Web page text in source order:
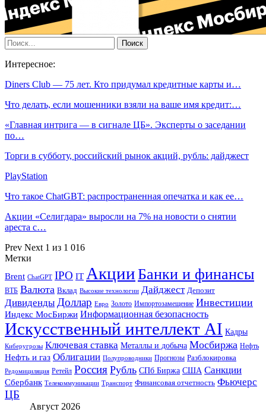
Интересное:
Diners Club — 75 лет. Кто придумал кредитные карты и…
Что делать, если мошенники взяли на ваше имя кредит:…
«Главная интрига — в сигнале ЦБ». Эксперты о заседании
по…
Торги в субботу, российский рынок акций, рубль: дайджест
PlayStation
Что такое ChatGBT: распространенная опечатка и как ее…
Акции «Селигдара» выросли на 7% на новости о снятии
ареста с…
Prev Next 1 из 1 016
Метки
Brent ChatGPT IPO IT АкцииБанки и финансы
ВТБ Валюта Вклад Высокие технологии Дайджест Депозит
Дивиденды Доллар Евро Золото Импортозамещение Инвестиции
Индекс МосБиржи Информационная безопасность
Искусственный интеллект AI Кадры
Киберугрозы Ключевая ставка Металлы и добыча Мосбиржа Нефть
Нефть и газ Облигации Полупроводники Прогнозы Разблокировка
Редомициляция Ретейл Россия Рубль СПб Биржа США Санкции
Сбербанк Телекоммуникации Транспорт Финансовая отчетность Фьючерс
ЦБ
Август 2026